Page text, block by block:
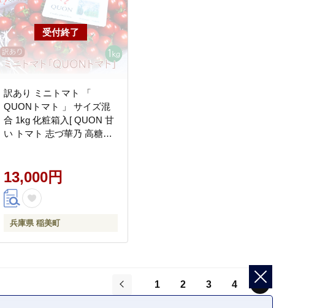
訳あり ミニトマト 「
QUONトマト 」 サイズ混
合 1kg 化粧箱入[ QUON 甘
い トマト 志づ華乃 高糖度
13,000円
兵庫県 稲美町
1 2 3 4 5